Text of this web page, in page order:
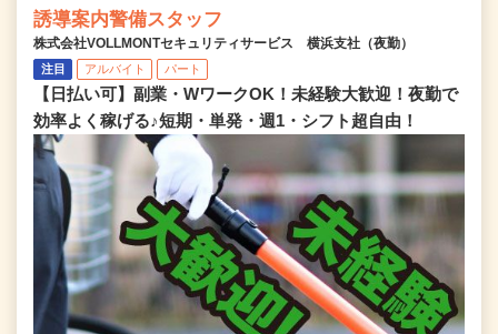
誘導案内警備スタッフ
株式会社VOLLMONTセキュリティサービス 横浜支社（夜勤）
注目 アルバイト パート
【日払い可】副業・WワークOK！未経験大歓迎！夜勤で
効率よく稼げる♪短期・単発・週1・シフト超自由！